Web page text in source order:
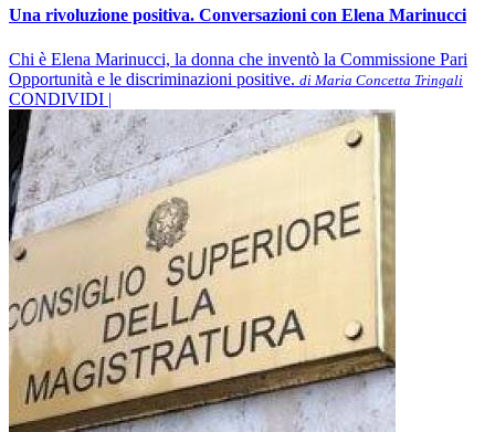
Una rivoluzione positiva. Conversazioni con Elena Marinucci
Chi è Elena Marinucci, la donna che inventò la Commissione Pari
Opportunità e le discriminazioni positive. di Maria Concetta Tringali
CONDIVIDI |